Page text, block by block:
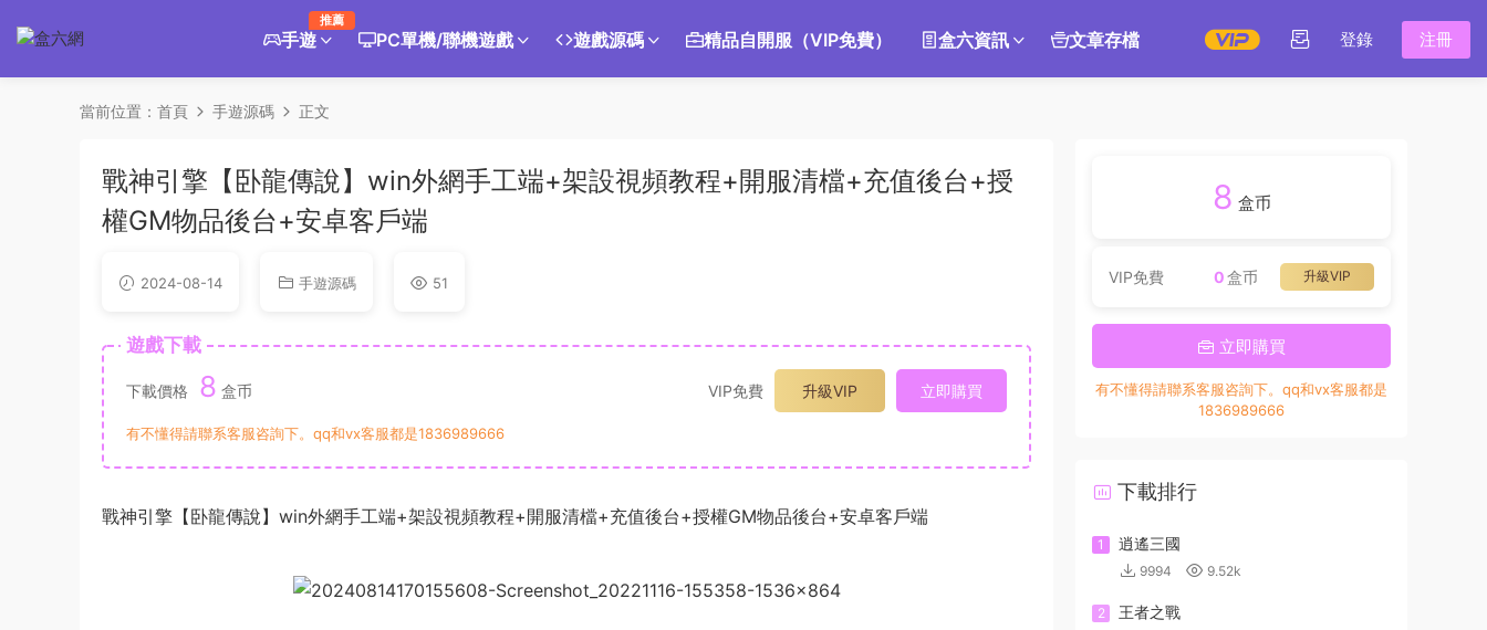
手遊
推薦
PC單機/聯機遊戲 遊戲源碼 精品自開服（VIP免費） 盒六資訊 文章存檔 登錄 注冊
當前位置： 首頁 手遊源碼 正文
戰神引擎【卧龍傳說】win外網手工端+架設視頻教程+開服清檔+充值後台+授
權GM物品後台+安卓客戶端
2024-08-14 手遊源碼 51
遊戲下載
下載價格 8 盒币 VIP免費 升級VIP 立即購買
有不懂得請聯系客服咨詢下。qq和vx客服都是1836989666
戰神引擎【卧龍傳說】win外網手工端+架設視頻教程+開服清檔+充值後台+授權GM物品後台+安卓客戶端
8 盒币
VIP免費 升級VIP
0盒币
立即購買
有不懂得請聯系客服咨詢下。qq和vx客服都是
1836989666
下載排行
1 逍遙三國
9994 9.52k
2 王者之戰